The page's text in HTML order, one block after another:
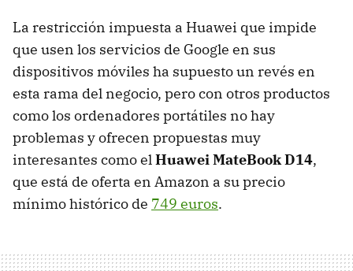
La restricción impuesta a Huawei que impide
que usen los servicios de Google en sus
dispositivos móviles ha supuesto un revés en
esta rama del negocio, pero con otros productos
como los ordenadores portátiles no hay
problemas y ofrecen propuestas muy
interesantes como elHuawei MateBook D14,
que está de oferta en Amazon a su precio
mínimo histórico de 749 euros.